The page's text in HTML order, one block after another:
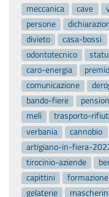
meccanica
cave
persone
divieto
casa-bossi
odontotecnico
caro-energia
comunicazione
bando-fiere
meli
trasporto-rifiuti
verbania
cannobio
artigiano-in-fiera-
tirocinio-aziende
capittini
gelaterie